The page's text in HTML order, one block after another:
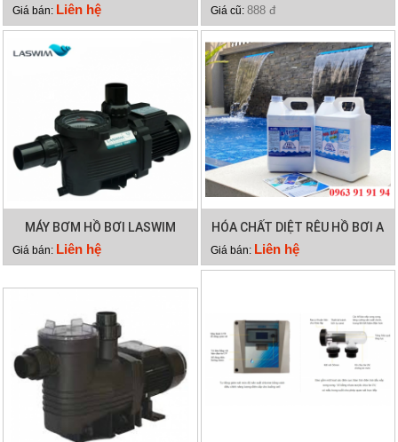
Giá bán: Liên hệ Giá cũ: 888 đ
MÁY BƠM HỒ BƠI LASWIM
WL-KP756
Giá bán: Liên hệ
HÓA CHẤT DIỆT RÊU HỒ BƠI A
TRINE
Giá bán: Liên hệ